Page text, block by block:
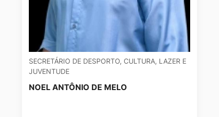
SECRETÁRIO DE DESPORTO, CULTURA, LAZER E
JUVENTUDE
NOEL ANTÔNIO DE MELO